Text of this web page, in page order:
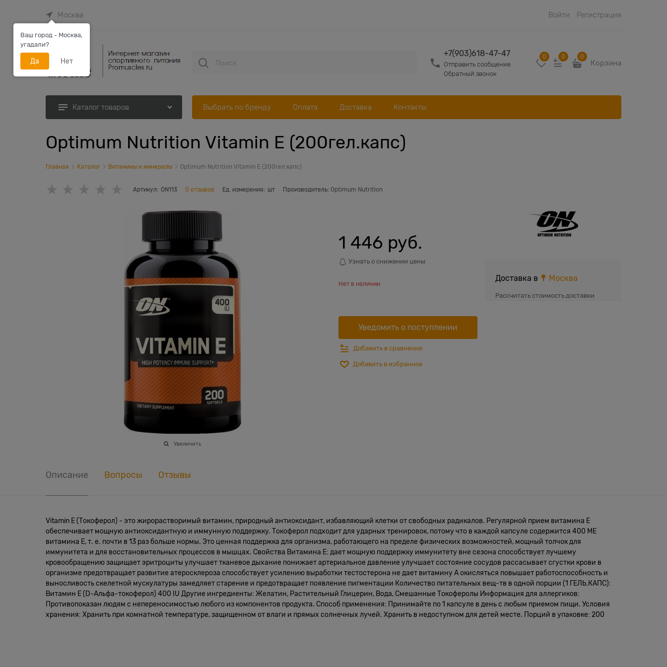
Москва Войти Регистрация
+7(903)618-47-47
Отправить сообщение
Обратный звонок
0 0 0
Корзина
Каталог товаров Выбрать по бренду Оплата Доставка Контакты
Optimum Nutrition Vitamin E (200гел.капс)
Главная Каталог Витамины и минералы Optimum Nutrition Vitamin E (200гел.капс)
Артикул: ON113 0 отзывов Ед. измерения: шт Производитель: Optimum Nutrition
Увеличить
1 446 руб.
Узнать о снижении цены
Нет в наличии
Уведомить о поступлении
Добавить в сравнение
Добавить в избранное
Доставка в Москва
Рассчитать стоимость доставки
Описание Вопросы Отзывы
Vitamin E (Токоферол) - это жирорастворимый витамин, природный антиоксидант, избавляющий клетки от свободных радикалов. Регулярной прием витамина Е
обеспечивает мощную антиоксидантную и иммунную поддержку. Токоферол подходит для ударных тренировок, потому что в каждой капсуле содержится 400 МЕ
витамина E, т. е. почти в 13 раз больше нормы. Это ценная поддержка для организма, работающего на пределе физических возможностей, мощный толчок для
иммунитета и для восстановительных процессов в мышцах. Свойства Витамина Е: дает мощную поддержку иммунитету вне сезона способствует лучшему
кровообращению защищает эритроциты улучшает тканевое дыхание понижает артериальное давление улучшает состояние сосудов рассасывает сгустки крови в
организме предотвращает развитие атеросклероза способствует усилению выработки тестостерона не дает витамину А окисляться повышает работоспособность и
выносливость скелетной мускулатуры замедляет старение и предотвращает появление пигментации Количество питательных вещ-тв в одной порции (1 ГЕЛЬ.КАПС):
Витамин Е (D-Альфа-токоферол) 400 IU Другие ингредиенты: Желатин, Растительный Глицерин, Вода, Смешанные Токоферолы Информация для аллергиков:
Противопоказан людям с непереносимостью любого из компонентов продукта. Способ применения: Принимайте по 1 капсуле в день с любым приемом пищи. Условия
хранения: Хранить при комнатной температуре, защищенном от влаги и прямых солнечных лучей. Хранить в недоступном для детей месте. Порций в упаковке: 200
Ваш город - Москва,
угадали?
Да Нет